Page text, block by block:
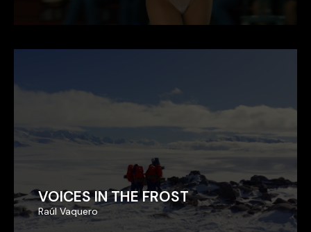
VOICES IN THE FROST
Raúl Vaquero
VOICES IN THE FROST
Raúl Vaquero